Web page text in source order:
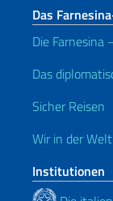
Das
Die Farnesina
Das
Sicher Reisen
Wir in der Welt
Institutionen